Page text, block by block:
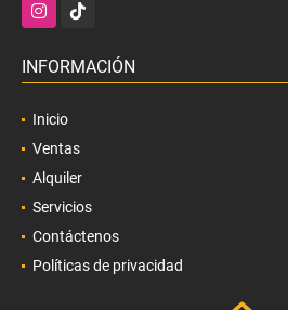
Instagram
TikTok
INFORMACIÓN
Inicio
Ventas
Alquiler
Servicios
Contáctenos
Políticas de privacidad